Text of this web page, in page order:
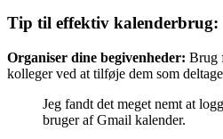
Tip til effektiv kalenderbrug:
Organiser dine begivenheder: Brug
kolleger ved at tilføje dem som
Jeg fandt det meget nemt at
bruger af Gmail kalender.